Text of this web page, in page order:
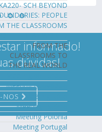
SCH BEYOND
PEOPLE
THE CLASSROOMS
THE REAL WORLD
FROM THE
CLASSROOMS TO
THE REAL WORLD
Meeting Eslováquia
Meeting Itália
Meeting Estónia
Meeting Polónia
Meeting Portugal
informado!
dúvidas!
NOS